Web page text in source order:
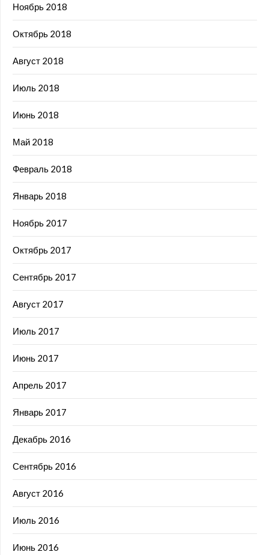
Ноябрь 2018
Октябрь 2018
Август 2018
Июль 2018
Июнь 2018
Май 2018
Февраль 2018
Январь 2018
Ноябрь 2017
Октябрь 2017
Сентябрь 2017
Август 2017
Июль 2017
Июнь 2017
Апрель 2017
Январь 2017
Декабрь 2016
Сентябрь 2016
Август 2016
Июль 2016
Июнь 2016